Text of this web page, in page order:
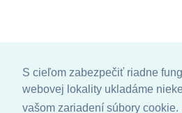
S cieľom zabezpečiť riadne
webovej lokality ukladáme
vašom zariadení súbory cookie.